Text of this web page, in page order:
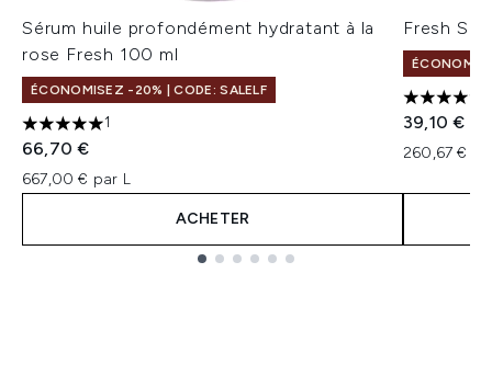
Sérum huile profondément hydratant à la
rose Fresh 100 ml
ÉCONOMISEZ -20% | CODE: SALELF
5 étoiles sur un maximum de 5
1
66,70 €
667,00 € par L
ACHETER
Fresh
5 étoiles
39,10 €
260,67 €